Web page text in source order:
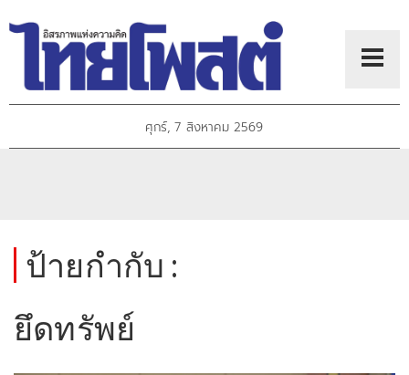
ศุกร์, 7 สิงหาคม 2569
ป้ายกำกับ :
ยึดทรัพย์